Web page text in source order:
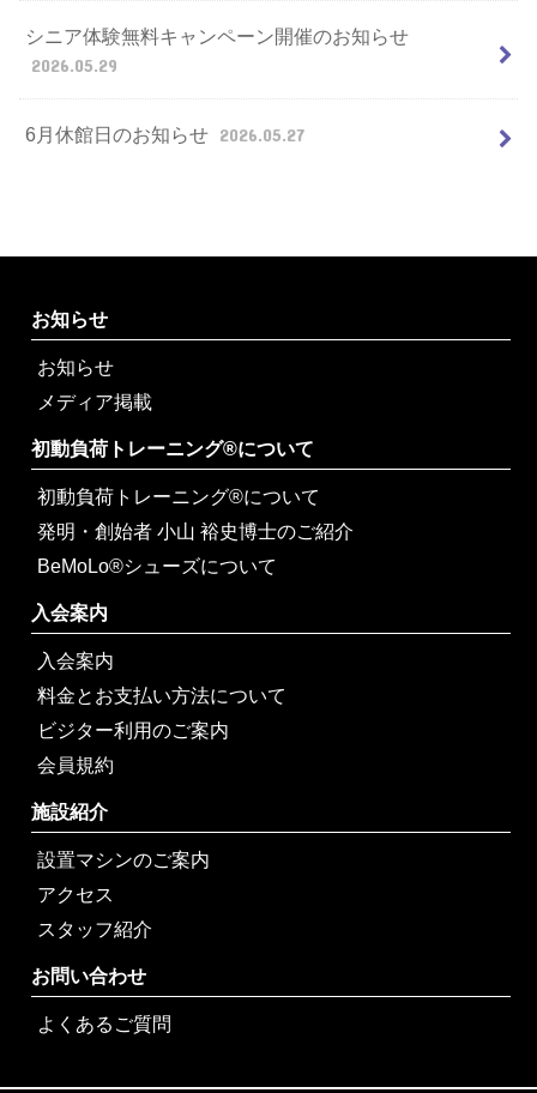
シニア体験無料キャンペーン開催のお知らせ
2026.05.29
6月休館日のお知らせ 2026.05.27
お知らせ
お知らせ
メディア掲載
初動負荷トレーニング®について
初動負荷トレーニング®について
発明・創始者 小山 裕史博士のご紹介
BeMoLo®シューズについて
入会案内
入会案内
料金とお支払い方法について
ビジター利用のご案内
会員規約
施設紹介
設置マシンのご案内
アクセス
スタッフ紹介
お問い合わせ
よくあるご質問